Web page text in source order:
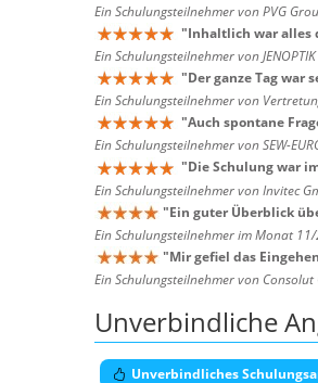
Ein Schulungsteilnehmer von PVG
"Inhaltlich war alles
Ein Schulungsteilnehmer von
"Der ganze Tag war
Ein Schulungsteilnehmer von
"Auch spontane
Ein Schulungsteilnehmer von SEW-
"Die Schulung war
Ein Schulungsteilnehmer von Invitec
"Ein guter Überblick
Ein Schulungsteilnehmer im Monat
"Mir gefiel das
Ein Schulungsteilnehmer von
Unverbindliche
Unverbindliches